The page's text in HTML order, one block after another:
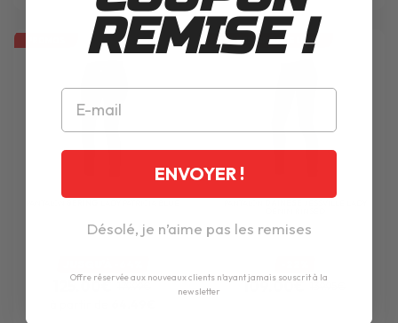
125.00€
LES PRIX EN ROUE LIBRE
109.00€
REMISE !
ENVOYER !
Désolé, je n’aime pas les remises
Offre réservée aux nouveaux clients n'ayant jamais souscrit à la
newsletter